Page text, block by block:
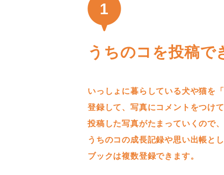
1
うちのコを投稿で
いっしょに暮らしている犬や猫を
登録して、写真にコメントをつけ
投稿した写真がたまっていくので、
うちのコの成長記録や思い出帳と
ブックは複数登録できます。